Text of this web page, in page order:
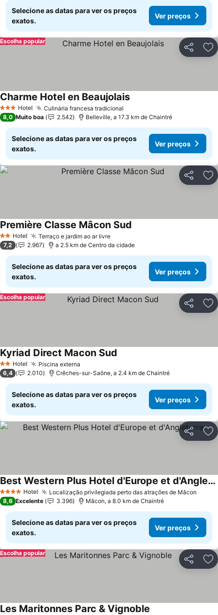
Selecione as datas para ver os preços
exatos.
Ver preços
Partilhar
Escolha popular
3 EstrelasHotel Culinária francesa tradicional
Charme Hotel en Beaujolais
8,0 Muito boa 2.542 Belleville, a 17.3 km de Chaintré
Selecione as datas para ver os preços
exatos.
Ver preços
Partilhar
2 Estrelas
Hotel Terraço e jardim ao ar livre
Première Classe Mâcon Sud
7,2 2.967 a 2.5 km de Centro da cidade
Selecione as datas para ver os preços
exatos.
Ver preços
Partilhar
Escolha popular
2 Estrelas
Hotel Piscina externa
Kyriad Direct Macon Sud
6,4 2.010 Crêches-sur-Saône, a 2.4 km de Chaintré
Selecione as datas para ver os preços
exatos.
Ver preços
Partilhar
4 EstrelasHotel Localização privilegiada perto das atrações de Mâcon
Best Western Plus Hotel d'Europe et d'Angleterre
8,6 Excelente 3.396 Mâcon, a 8.0 km de Chaintré
Selecione as datas para ver os preços
exatos.
Ver preços
Partilhar
Escolha popular
Les Maritonnes Parc & Vignoble